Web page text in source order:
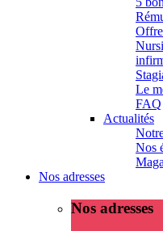
Le
FAQ
Actualités
Nos
Nos adresses
Nos adresses